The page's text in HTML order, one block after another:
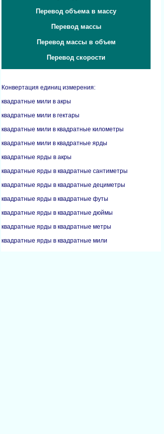
Перевод объема в массу
Перевод массы
Перевод массы в объем
Перевод скорости
Конвертация единиц измерения:
квадратные мили в акры
квадратные мили в гектары
квадратные мили в квадратные километры
квадратные мили в квадратные ярды
квадратные ярды в акры
квадратные ярды в квадратные сантиметры
квадратные ярды в квадратные дециметры
квадратные ярды в квадратные футы
квадратные ярды в квадратные дюймы
квадратные ярды в квадратные метры
квадратные ярды в квадратные мили